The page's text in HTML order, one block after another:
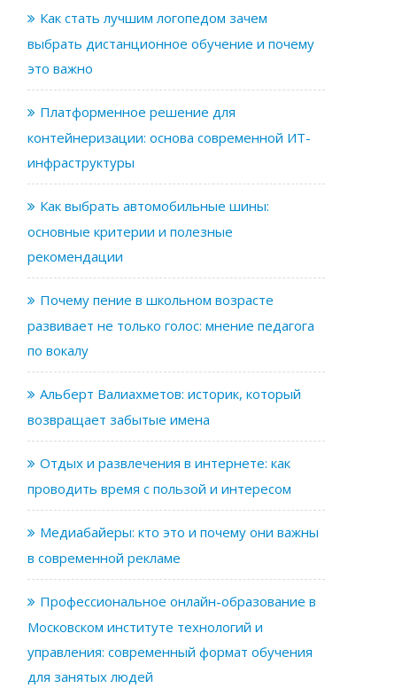
Как стать лучшим логопедом зачем
выбрать дистанционное обучение и почему
это важно
Платформенное решение для
контейнеризации: основа современной ИТ-
инфраструктуры
Как выбрать автомобильные шины:
основные критерии и полезные
рекомендации
Почему пение в школьном возрасте
развивает не только голос: мнение педагога
по вокалу
Альберт Валиахметов: историк, который
возвращает забытые имена
Отдых и развлечения в интернете: как
проводить время с пользой и интересом
Медиабайеры: кто это и почему они важны
в современной рекламе
Профессиональное онлайн-образование в
Московском институте технологий и
управления: современный формат обучения
для занятых людей